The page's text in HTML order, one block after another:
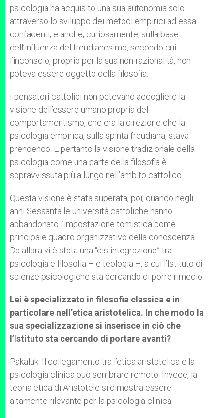
psicologia ha acquisito una sua autonomia solo
attraverso lo sviluppo dei metodi empirici ad essa
confacenti; e anche, curiosamente, sulla base
dell’influenza del freudianesimo, secondo cui
l’inconscio, proprio per la sua non-razionalità, non
poteva essere oggetto della filosofia.
I pensatori cattolici non potevano accogliere la
visione dell’essere umano propria del
comportamentismo, che era la direzione che la
psicologia empirica, sulla spinta freudiana, stava
prendendo. E pertanto la visione tradizionale della
psicologia come una parte della filosofia è
sopravvissuta più a lungo nell’ambito cattolico.
Questa visione è stata superata, poi, quando negli
anni Sessanta le università cattoliche hanno
abbandonato l’impostazione tomistica come
principale quadro organizzativo della conoscenza.
Da allora vi è stata una “dis-integrazione” tra
psicologia e filosofia – e teologia –, a cui l’Istituto di
scienze psicologiche sta cercando di porre rimedio.
Lei è specializzato in filosofia classica e in
particolare nell’etica aristotelica. In che modo la
sua specializzazione si inserisce in ciò che
l’Istituto sta cercando di portare avanti?
Pakaluk: Il collegamento tra l’etica aristotelica e la
psicologia clinica può sembrare remoto. Invece, la
teoria etica di Aristotele si dimostra essere
altamente rilevante per la psicologia clinica.